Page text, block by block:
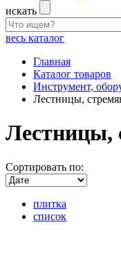
искать
весь каталог
Главная
Каталог товаров
Инструмент,
Лестницы,
Лестницы,
Сортировать по:
плитка
список